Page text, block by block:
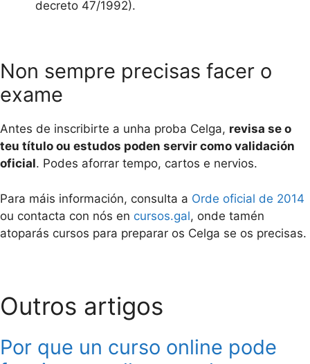
decreto 47/1992).
Non sempre precisas facer o
exame
Antes de inscribirte a unha proba Celga, revisa se o
teu título ou estudos poden servir como validación
oficial. Podes aforrar tempo, cartos e nervios.
Para máis información, consulta a Orde oficial de 2014
ou contacta con nós en cursos.gal, onde tamén
atoparás cursos para preparar os Celga se os precisas.
Outros artigos
Por que un curso online pode